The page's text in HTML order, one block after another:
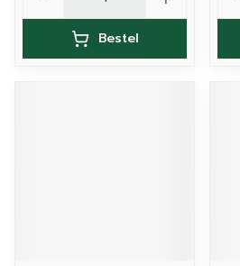
Bestel